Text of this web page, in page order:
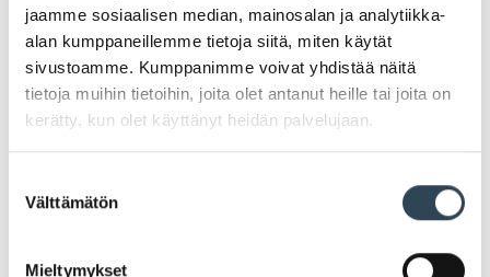
jaamme sosiaalisen median, mainosalan ja analytiikka-
alan kumppaneillemme tietoja siitä, miten käytät
sivustoamme. Kumppanimme voivat yhdistää näitä
tietoja muihin tietoihin, joita olet antanut heille tai joita on
kerätty, kun olet käyttänyt heidän palvelujaan.
valinta
Välttämätön
Mieltymykset
PAHOITTELUT, TARJOUS EI OLE ENÄÄ VOIMASSA